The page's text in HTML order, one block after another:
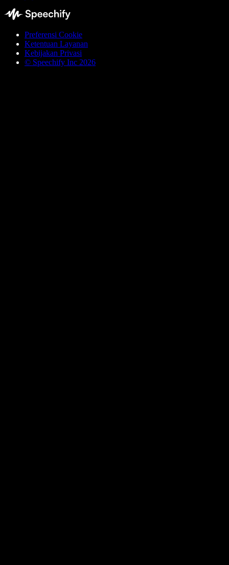
Preferensi Cookie
Ketentuan Layanan
Kebijakan Privasi
© Speechify Inc 2026